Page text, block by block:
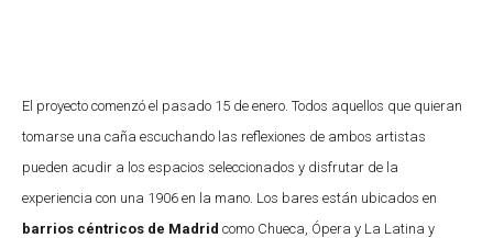
El proyecto comenzó el pasado 15 de enero. Todos aquellos que quieran
tomarse una caña escuchando las reflexiones de ambos artistas
pueden acudir a los espacios seleccionados y disfrutar de la
experiencia con una 1906 en la mano. Los bares están ubicados en
barrios céntricos de Madrid como Chueca, Ópera y La Latina y